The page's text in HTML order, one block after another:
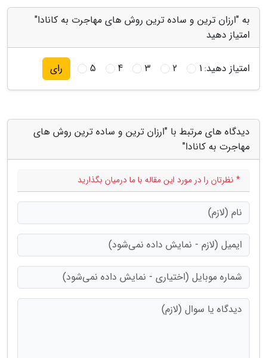
به "ارزان ترین و ساده ترین روش های مهاجرت به کانادا"
امتیاز دهید
امتیاز دهید:1
2
3
4
5 رای
دیدگاه های مرتبط با "ارزان ترین و ساده ترین روش های
مهاجرت به کانادا"
* نظرتان را در مورد این مقاله با ما درمیان بگذارید